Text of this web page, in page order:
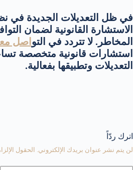
في ظل التعديلات الجديدة في
الاستشارة القانونية لضمان
المخاطر. لا تتردد في التو اصل
استشارات قانونية متخصصة
التعديلات وتطبيقها بفعالية.
اترك ردّاً
لن يتم نشر عنوان بريدك الإلكتروني. الحقول